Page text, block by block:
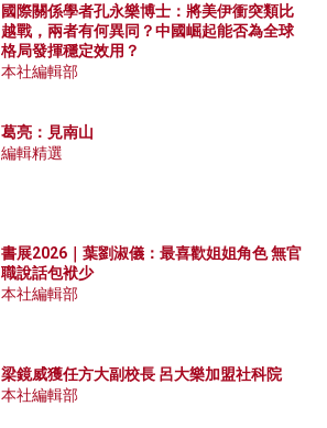
國際關係學者孔永樂博士：將美伊衝突類比
越戰，兩者有何異同？中國崛起能否為全球
格局發揮穩定效用？
本社編輯部
葛亮：見南山
編輯精選
書展2026｜葉劉淑儀：最喜歡姐姐角色 無官
職說話包袱少
本社編輯部
梁鏡威獲任方大副校長 呂大樂加盟社科院
本社編輯部